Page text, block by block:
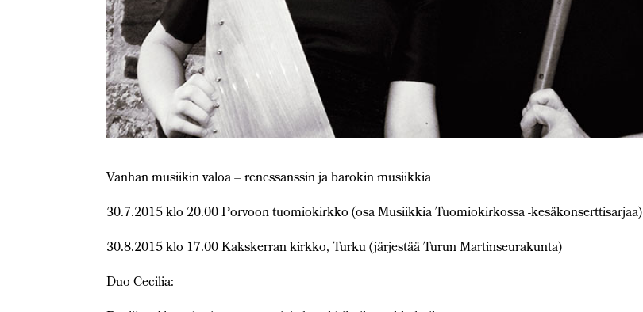
Vanhan musiikin valoa – renessanssin ja barokin musiikkia
30.7.2015 klo 20.00 Porvoon tuomiokirkko (osa Musiikkia Tuomiokirkossa -kesäkonserttisarjaa)
30.8.2015 klo 17.00 Kakskerran kirkko, Turku (järjestää Turun Martinseurakunta)
Duo Cecilia: